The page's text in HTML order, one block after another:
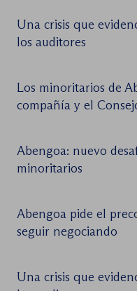
Una crisis que
los auditores
Los minoritarios de
compañía y el
Abengoa: nuevo
minoritarios
Abengoa pide el
seguir negociando
Una crisis que